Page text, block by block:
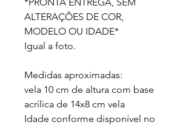
ALTERAÇÕES DE COR,
MODELO OU IDADE*
Igual a foto.
Medidas aproximadas:
vela 10 cm de altura com base
acrílica de 14x8 cm vela
Idade conforme disponível no